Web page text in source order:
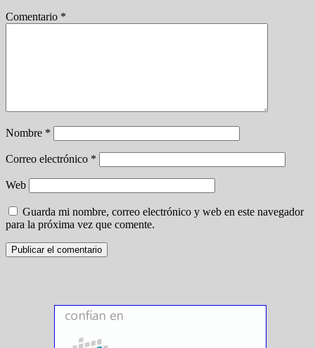
Comentario *
Nombre *
Correo electrónico *
Web
Guarda mi nombre, correo electrónico y web en este navegador
para la próxima vez que comente.